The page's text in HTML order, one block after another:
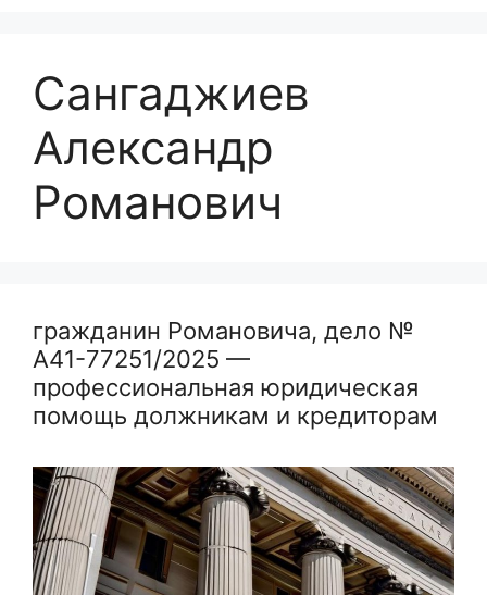
Сангаджиев
Александр
Романович
гражданин Романовича, дело №
А41-77251/2025 —
профессиональная юридическая
помощь должникам и кредиторам